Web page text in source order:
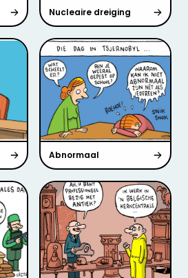
Nucleaire dreiging
Abnormaal